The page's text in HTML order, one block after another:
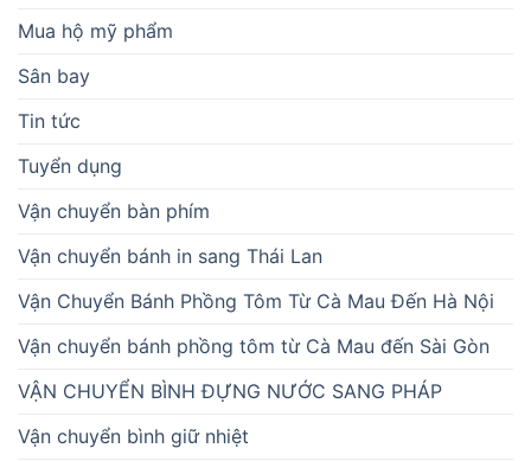
Mua hộ mỹ phẩm
Sân bay
Tin tức
Tuyển dụng
Vận chuyển bàn phím
Vận chuyển bánh in sang Thái Lan
Vận Chuyển Bánh Phồng Tôm Từ Cà Mau Đến Hà Nội
Vận chuyển bánh phồng tôm từ Cà Mau đến Sài Gòn
VẬN CHUYỂN BÌNH ĐỰNG NƯỚC SANG PHÁP
Vận chuyển bình giữ nhiệt